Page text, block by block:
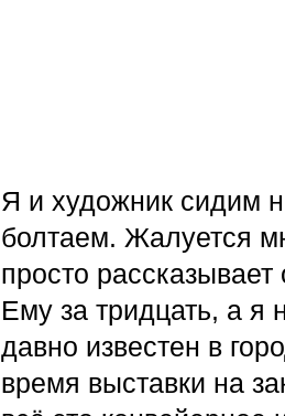
Я и художник сидим
болтаем. Жалуется
просто
Ему за тридцать, а
давно известен в
время выставки на